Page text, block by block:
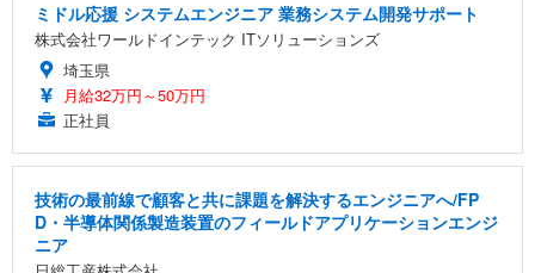
ミドル応援 システムエンジニア 業務システム開発サポート
株式会社ワールドインテック ITソリューションズ
埼玉県
月給32万円～50万円
正社員
技術の最前線で顧客と共に課題を解決するエンジニアへ/FP
D・半導体関係製造装置のフィールドアプリケーションエンジ
ニア